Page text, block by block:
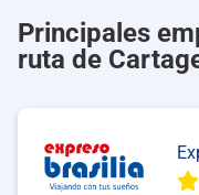
Principales
ruta de